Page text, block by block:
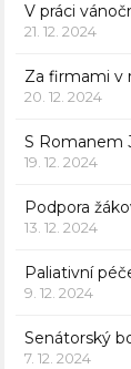
V práci
21. 12. 2024
Za firmami v
20. 12. 2024
S Romanem
19. 12. 2024
Podpora
13. 12. 2024
Paliativní
9. 12. 2024
Senátorský
7. 12. 2024